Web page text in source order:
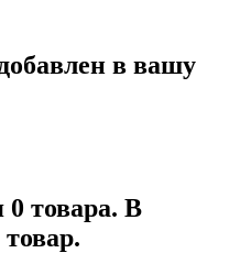
в вашу
0 товара. В